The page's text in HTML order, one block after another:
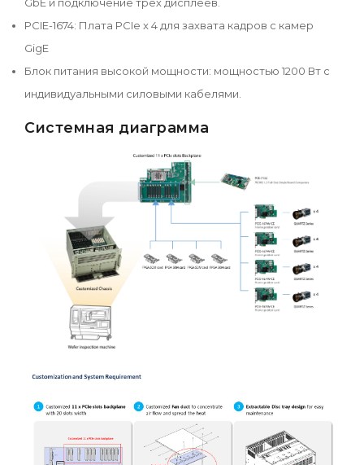
PCIE-1674: Плата PCIe x 4 для захвата кадров с камер
GigE
Блок питания высокой мощности: мощностью 1200 Вт с
индивидуальными силовыми кабелями.
Системная диаграмма